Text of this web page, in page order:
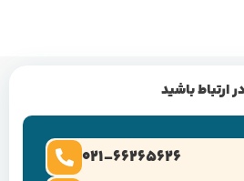
ارتباط باشید
021-66265626